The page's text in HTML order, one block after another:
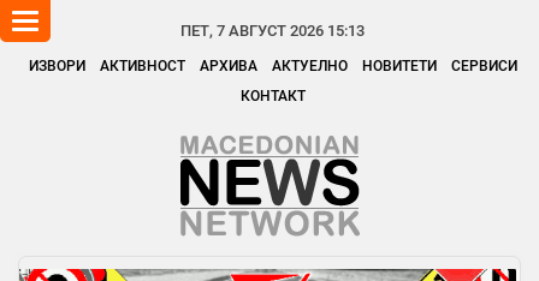
ПЕТ, 7 АВГУСТ 2026 15:13
ИЗВОРИ АКТИВНОСТ АРХИВА АКТУЕЛНО НОВИТЕТИ
СЕРВИСИ
КОНТАКТ
Toggle
navigation